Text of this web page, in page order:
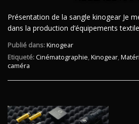
Présentation de la sangle kinogear Je
dans la production d’équipements
Publié dans:Kinogear
Etiqueté:Cinématographie,Kinogear,
caméra